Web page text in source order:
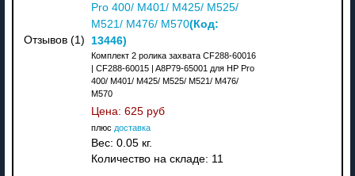
Отзывов (1)
Pro 400/ M401/ M425/ M525/
M521/ M476/ M570(Код:
13446)
Комплект 2 ролика захвата CF288-60016
| CF288-60015 | A8P79-65001 для HP Pro
400/ M401/ M425/ M525/ M521/ M476/
M570
Цена: 625 руб
плюс доставка
Вес: 0.05 кг.
Количество на складе: 11